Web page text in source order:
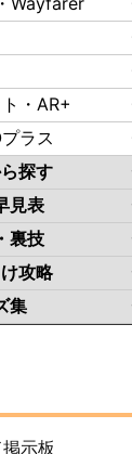
・AR+
ラス
探す
見表
裏技
攻略
集
示板